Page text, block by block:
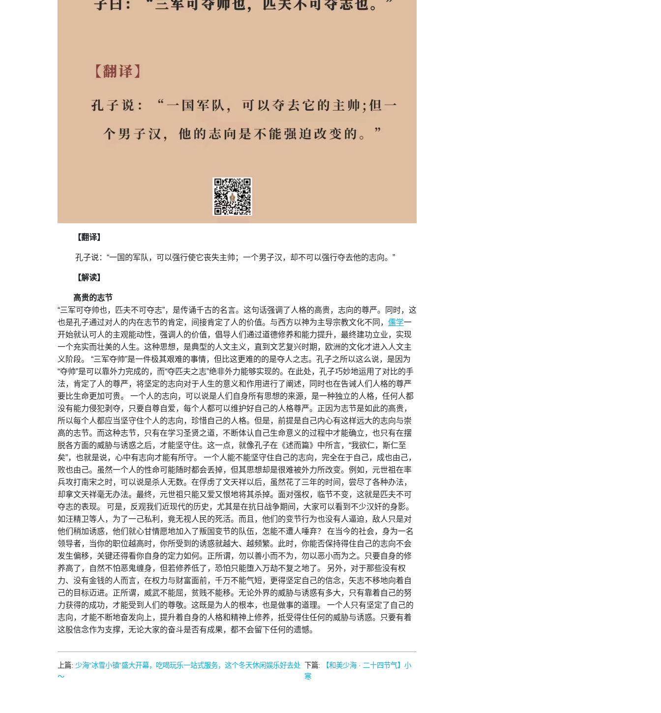
【翻译】
孔子说：“一国的军队，可以强行使它丧失主帅；一个男子汉，却不可以强行夺去他的志向。”
【解读】
高贵的志节
“三军可夺帅也，匹夫不可夺志”，是传诵千古的名言。这句话强调了人格的高贵，志向的尊严。同时，这
也是孔子通过对人的内在志节的肯定，间接肯定了人的价值。与西方以神为主导宗教文化不同， 儒学一
开始就认可人的主观能动性，强调人的价值，倡导人们通过道德修养和能力提升，最终建功立业，实现
一个充实而壮美的人生。这种思想，是典型的人文主义，直到文艺复兴时期，欧洲的文化才进入人文主
义阶段。 “三军夺帅”是一件极其艰难的事情，但比这更难的的是夺人之志。孔子之所以这么说，是因为
“夺帅”是可以靠外力完成的，而“夺匹夫之志”绝非外力能够实现的。在此处，孔子巧妙地运用了对比的手
法，肯定了人的尊严，将坚定的志向对于人生的意义和作用进行了阐述，同时也在告诫人们人格的尊严
要比生命更加可贵。 一个人的志向，可以说是人们自身所有思想的来源，是一种独立的人格，任何人都
没有能力侵犯剥夺，只要自尊自爱，每个人都可以维护好自己的人格尊严。正因为志节是如此的高贵，
所以每个人都应当坚守住个人的志向，珍惜自己的人格。但是，前提是自己内心有这样远大的志向与崇
高的志节。而这种志节，只有在学习圣贤之道，不断体认自己生命意义的过程中才能确立，也只有在摆
脱各方面的威胁与诱惑之后，才能坚守住。这一点，就像孔子在《述而篇》中所言，“我欲仁，斯仁至
矣”，也就是说，心中有志向才能有所守。 一个人能不能坚守住自己的志向，完全在于自己，成也由己，
败也由己。虽然一个人的性命可能随时都会丢掉，但其思想却是很难被外力所改变。例如，元世祖在率
兵攻打南宋之时，可以说是杀人无数。在俘虏了文天祥以后，虽然花了三年的时间，尝尽了各种办法，
却拿文天祥毫无办法。最终，元世祖只能又爱又恨地将其杀掉。面对强权，临节不变，这就是匹夫不可
夺志的表现。 可是，反观我们近现代的历史，尤其是在抗日战争期间，大家可以看到不少汉奸的身影。
如汪精卫等人，为了一己私利，竟无视人民的死活。而且，他们的变节行为也没有人逼迫，敌人只是对
他们稍加诱惑，他们就心甘情愿地加入了叛国变节的队伍，怎能不遭人唾弃？ 在当今的社会，身为一名
领导者，当你的职位越高时，你所受到的诱惑就越大、越频繁。此时，你能否保持得住自己的志向不会
发生偏移，关键还得看你自身的定力如何。正所谓，勿以善小而不为，勿以恶小而为之。只要自身的修
养高了，自然不怕恶鬼缠身，但若修养低了，恐怕只能堕入万劫不复之地了。 另外，对于那些没有权
力、没有金钱的人而言，在权力与财富面前，千万不能气短，更得坚定自己的信念，矢志不移地向着自
己的目标迈进。正所谓，威武不能屈，贫贱不能移。无论外界的威胁与诱惑有多大，只有靠着自己的努
力获得的成功，才能受到人们的尊敬。这既是为人的根本，也是做事的道理。 一个人只有坚定了自己的
志向，才能不断地奋发向上，提升着自身的人格和精神上修养，抵受得住任何的威胁与诱惑。只要有着
这股信念作为支撑，无论大家的奋斗是否有成果，都不会留下任何的遗憾。
上篇: 少海“冰雪小镇”盛大开幕，吃喝玩乐一站式服务，这个冬天休闲娱乐好去处
～
下篇:
【和美少海 · 二十四节气】小
寒